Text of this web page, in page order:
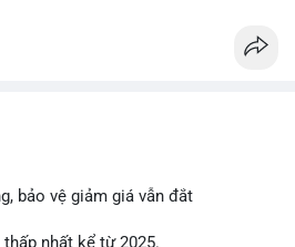
bảo vệ giảm giá vẫn đắt
nhất kể từ 2025.